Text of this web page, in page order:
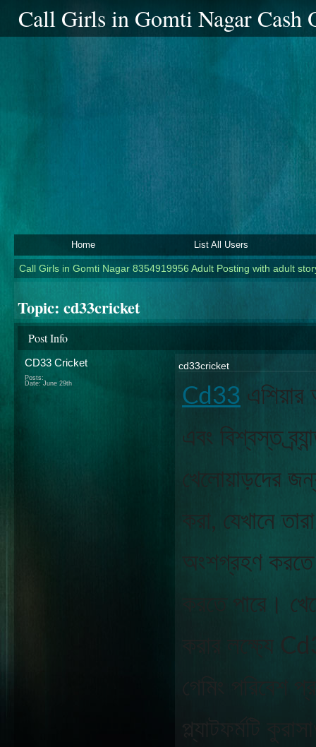
Call Girls in Gomti Nagar
Home List All Users
Call Girls in Gomti Nagar 8354919956 Adult Posting with adult
Topic: cd33cricket
Post Info
CD33 Cricket
Posts:
Date: June 29th
cd33cricket
Cd33
এবং বিশ্বস্ত
খেলোয়াড়দের
করা, যেখানে
অংশগ্রহণ
করতে পারে।